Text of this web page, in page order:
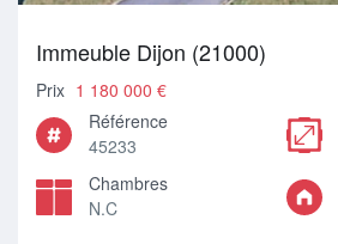
Immeuble Dijon (21000)
Prix 1 180 000 €
Référence
45233
Chambres
N.C